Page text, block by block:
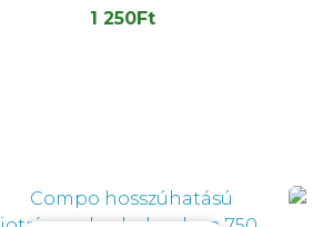
1 250Ft